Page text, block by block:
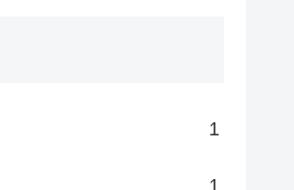
1
1